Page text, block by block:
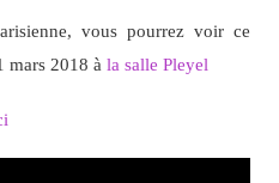
vous pourrez voir ce
mars 2018 à la salle Pleyel